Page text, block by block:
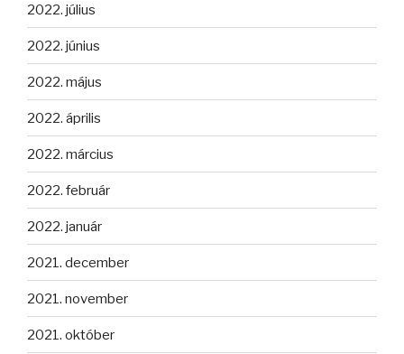
2022. július
2022. június
2022. május
2022. április
2022. március
2022. február
2022. január
2021. december
2021. november
2021. október